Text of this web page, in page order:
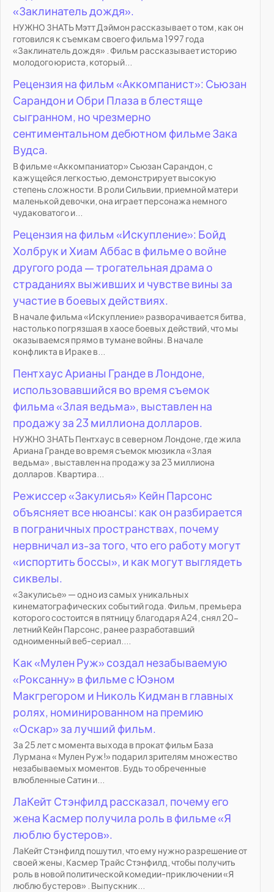
«Заклинатель дождя».
НУЖНО ЗНАТЬ Мэтт Дэймон рассказывает о том, как он
готовился к съемкам своего фильма 1997 года
«Заклинатель дождя» . Фильм рассказывает историю
молодого юриста, который...
Рецензия на фильм «Аккомпанист»: Сьюзан
Сарандон и Обри Плаза в блестяще
сыгранном, но чрезмерно
сентиментальном дебютном фильме Зака
Вудса.
В фильме «Аккомпаниатор» Сьюзан Сарандон, с
кажущейся легкостью, демонстрирует высокую
степень сложности. В роли Сильвии, приемной матери
маленькой девочки, она играет персонажа немного
чудаковатого и...
Рецензия на фильм «Искупление»: Бойд
Холбрук и Хиам Аббас в фильме о войне
другого рода — трогательная драма о
страданиях выживших и чувстве вины за
участие в боевых действиях.
В начале фильма «Искупление» разворачивается битва,
настолько погрязшая в хаосе боевых действий, что мы
оказываемся прямо в тумане войны. В начале
конфликта в Ираке в...
Пентхаус Арианы Гранде в Лондоне,
использовавшийся во время съемок
фильма «Злая ведьма», выставлен на
продажу за 23 миллиона долларов.
НУЖНО ЗНАТЬ Пентхаус в северном Лондоне, где жила
Ариана Гранде во время съемок мюзикла «Злая
ведьма» , выставлен на продажу за 23 миллиона
долларов. Квартира...
Режиссер «Закулисья» Кейн Парсонс
объясняет все нюансы: как он разбирается
в пограничных пространствах, почему
нервничал из-за того, что его работу могут
«испортить боссы», и как могут выглядеть
сиквелы.
«Закулисье» — одно из самых уникальных
кинематографических событий года. Фильм, премьера
которого состоится в пятницу благодаря A24, снял 20-
летний Кейн Парсонс, ранее разработавший
одноименный веб-сериал....
Как «Мулен Руж» создал незабываемую
«Роксанну» в фильме с Юэном
Макгрегором и Николь Кидман в главных
ролях, номинированном на премию
«Оскар» за лучший фильм.
За 25 лет с момента выхода в прокат фильм База
Лурмана « Мулен Руж!» подарил зрителям множество
незабываемых моментов. Будь то обреченные
влюбленные Сатин и...
ЛаКейт Стэнфилд рассказал, почему его
жена Касмер получила роль в фильме «Я
люблю бустеров».
ЛаКейт Стэнфилд пошутил, что ему нужно разрешение от
своей жены, Касмер Трайс Стэнфилд, чтобы получить
роль в новой политической комедии-приключении «Я
люблю бустеров» . Выпускник...